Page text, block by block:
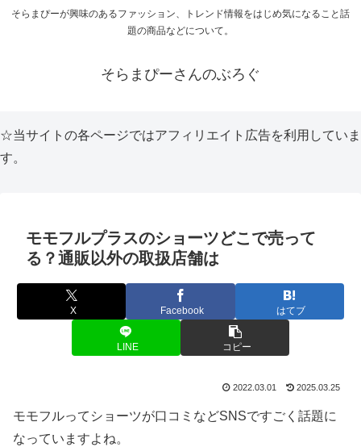
そらまぴーが興味のあるファッション、トレンド情報をはじめ気になること話
題の商品などについて。
そらまぴーさんのぶろぐ
☆当サイトの各ページではアフィリエイト広告を利用していま
す。
モモフルプラスのショーツどこで売って
る？通販以外の取扱店舗は
X Facebook はてブ
LINE コピー
2022.03.01 2025.03.25
モモフルってショーツが口コミなどSNSですごく話題に
なっていますよね。